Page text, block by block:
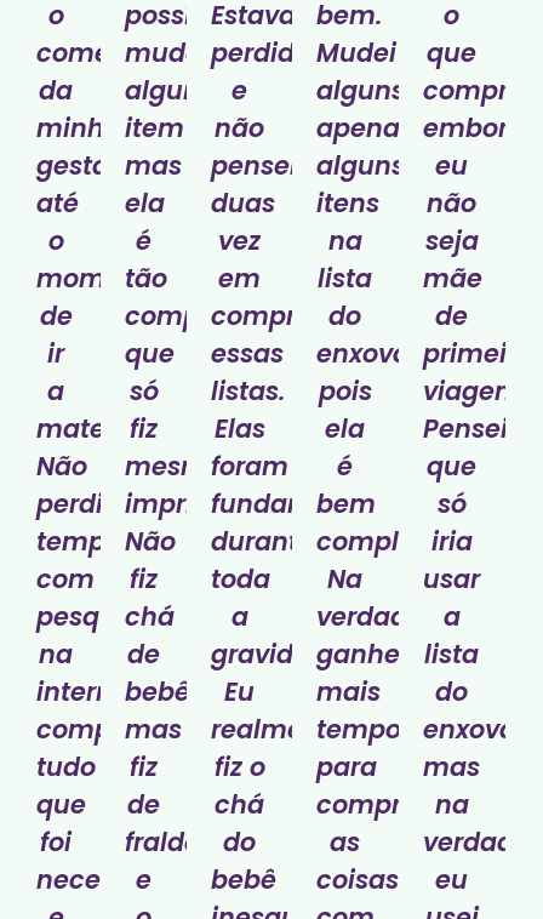
o
começo
da
minha
gestação
até
o
momento
de
ir
a
maternidade.
Não
perdi
tempo
com
pesquisas
na
internet,
comprei
tudo
que
foi
necessário
possível
mudar
algum
item
mas
ela
é
tão
completa
que
só
fiz
mesmo
imprimir.
Não
fiz
chá
de
bebê
mas
fiz
de
fraldas
e
Estava
perdida
e
não
pensei
duas
vez
em
comprar
essas
listas.
Elas
foram
fundamentais
durante
toda
a
gravidez.
Eu
realmente
fiz o
chá
do
bebê
bem.
Mudei
alguns
apenas
alguns
itens
na
lista
do
enxoval
pois
ela
é
bem
completa.
Na
verdade,
ganhei
mais
tempo
para
comprar
as
coisas
o
que
comprar,
embora
eu
não
seja
mãe
de
primeira
viagem.
Pensei
que
só
iria
usar
a
lista
do
enxoval
mas
na
verdade
eu